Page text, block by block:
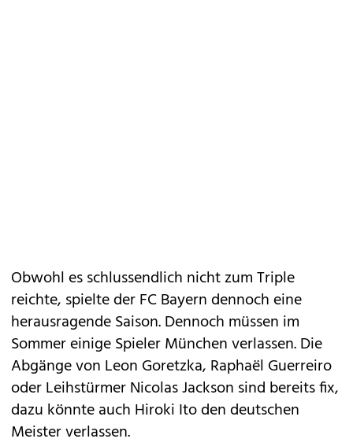
Obwohl es schlussendlich nicht zum Triple
reichte, spielte der FC Bayern dennoch eine
herausragende Saison. Dennoch müssen im
Sommer einige Spieler München verlassen. Die
Abgänge von Leon Goretzka, Raphaël Guerreiro
oder Leihstürmer Nicolas Jackson sind bereits fix,
dazu könnte auch Hiroki Ito den deutschen
Meister verlassen.